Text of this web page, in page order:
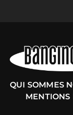
QUI SOMMES
MENTIONS